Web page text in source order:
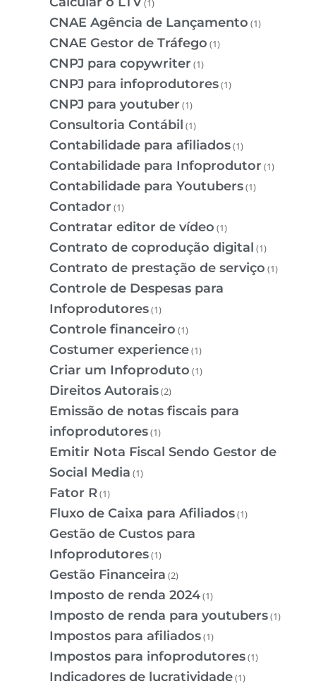
(1)
CNAE Agência de Lançamento (1)
CNAE Gestor de Tráfego (1)
CNPJ para copywriter (1)
CNPJ para infoprodutores(1)
CNPJ para youtuber (1)
Consultoria Contábil (1)
Contabilidade para afiliados(1)
Contabilidade para Infoprodutor (1)
Contabilidade para Youtubers(1)
Contador (1)
Contratar editor de vídeo (1)
Contrato de coprodução digital (1)
Contrato de prestação de serviço (1)
Controle de Despesas para
Infoprodutores(1)
Controle financeiro (1)
Costumer experience(1)
Criar um Infoproduto (1)
Direitos Autorais(2)
Emissão de notas fiscais para
infoprodutores(1)
Emitir Nota Fiscal Sendo Gestor de
Social Media (1)
Fator R(1)
Fluxo de Caixa para Afiliados(1)
Gestão de Custos para
Infoprodutores(1)
Gestão Financeira (2)
Imposto de renda 2024(1)
Imposto de renda para youtubers(1)
Impostos para afiliados(1)
Impostos para infoprodutores(1)
Indicadores de lucratividade(1)